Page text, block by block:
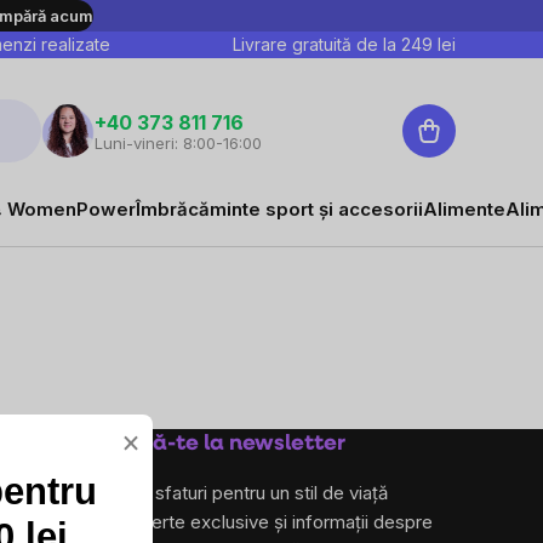
acum
realizate Livrare gratuită de la 249 lei
+40 373 811 716
Luni-vineri: 8:00-16:00
Coş
de
WomenPowerÎmbrăcăminte sport și accesoriiAlimente
Abonează-te la newsletter
și primește sfaturi pentru un stil de viață
sănătos, oferte exclusive și informații despre
×